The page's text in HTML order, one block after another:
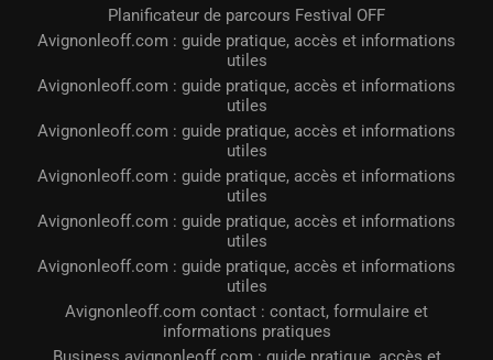
Planificateur de parcours Festival OFF
Avignonleoff.com : guide pratique, accès et informations
utiles
Avignonleoff.com : guide pratique, accès et informations
utiles
Avignonleoff.com : guide pratique, accès et informations
utiles
Avignonleoff.com : guide pratique, accès et informations
utiles
Avignonleoff.com : guide pratique, accès et informations
utiles
Avignonleoff.com : guide pratique, accès et informations
utiles
Avignonleoff.com contact : contact, formulaire et
informations pratiques